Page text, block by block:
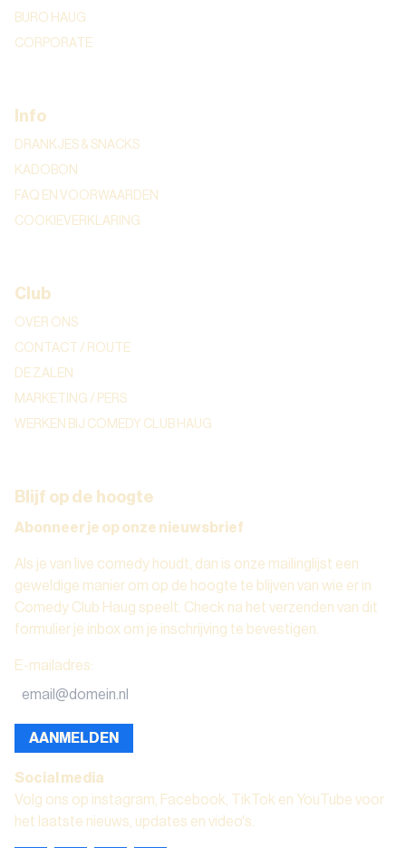
BURO HAUG
CORPORATE
Info
DRANKJES & SNACKS
KADOBON
FAQ EN VOORWAARDEN
COOKIEVERKLARING
Club
OVER ONS
CONTACT / ROUTE
DE ZALEN
MARKETING / PERS
WERKEN BIJ COMEDY CLUB HAUG
Blijf op de hoogte
Abonneer je op onze nieuwsbrief
Als je van live comedy houdt, dan is onze mailinglijst een
geweldige manier om op de hoogte te blijven van wie er in
Comedy Club Haug speelt. Check na het verzenden van dit
formulier je inbox om je inschrijving te bevestigen.
E-mailadres:
AANMELDEN
Social media
Volg ons op instagram, Facebook, TikTok en YouTube voor
het laatste nieuws, updates en video's.